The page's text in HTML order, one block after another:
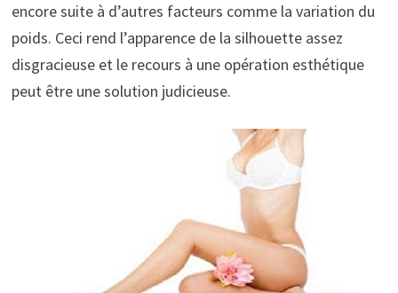
encore suite à d’autres facteurs comme la variation du
poids. Ceci rend l’apparence de la silhouette assez
disgracieuse et le recours à une opération esthétique
peut être une solution judicieuse.